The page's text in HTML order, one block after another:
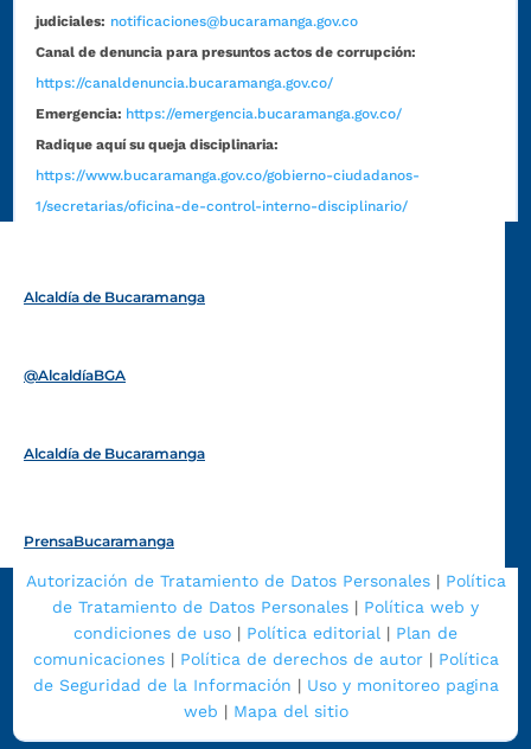
judiciales: notificaciones@bucaramanga.gov.co
Canal de denuncia para presuntos actos de corrupción:
https://canaldenuncia.bucaramanga.gov.co/
Emergencia: https://emergencia.bucaramanga.gov.co/
Radique aquí su queja disciplinaria:
https://www.bucaramanga.gov.co/gobierno-ciudadanos-
1/secretarias/oficina-de-control-interno-disciplinario/
Alcaldía de Bucaramanga
@AlcaldíaBGA
Alcaldía de Bucaramanga
PrensaBucaramanga
Autorización de Tratamiento de Datos Personales| Política
de Tratamiento de Datos Personales | Política web y
condiciones de uso | Política editorial | Plan de
comunicaciones| Política de derechos de autor| Política
de Seguridad de la Información | Uso y monitoreo pagina
web | Mapa del sitio